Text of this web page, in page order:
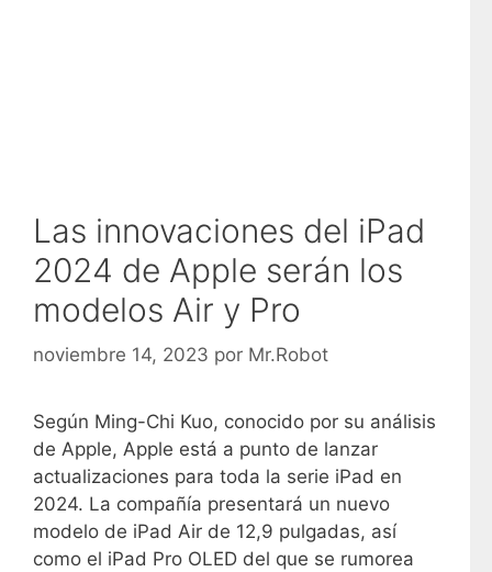
Las innovaciones del iPad
2024 de Apple serán los
modelos Air y Pro
noviembre 14, 2023 por Mr.Robot
Según Ming-Chi Kuo, conocido por su análisis
de Apple, Apple está a punto de lanzar
actualizaciones para toda la serie iPad en
2024. La compañía presentará un nuevo
modelo de iPad Air de 12,9 pulgadas, así
como el iPad Pro OLED del que se rumorea